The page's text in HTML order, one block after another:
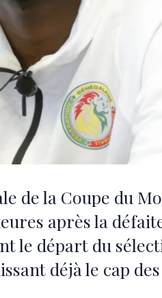
de la Coupe du
après la
le départ du
déjà le cap